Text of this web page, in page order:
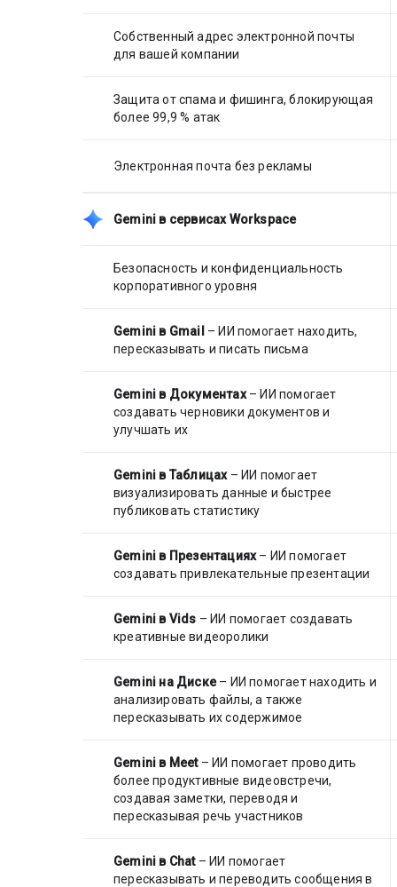
Собственный адрес электронной почты
для вашей компании
Защита от спама и фишинга, блокирующая
более 99,9 % атак
Электронная почта без рекламы
Gemini в сервисах Workspace
Безопасность и конфиденциальность
корпоративного уровня
Gemini в Gmail – ИИ помогает находить,
пересказывать и писать письма
Gemini в Документах– ИИ помогает
создавать черновики документов и
улучшать их
Gemini в Таблицах– ИИ помогает
визуализировать данные и быстрее
публиковать статистику
Gemini в Презентациях– ИИ помогает
создавать привлекательные презентации
Gemini в Vids – ИИ помогает создавать
креативные видеоролики
Gemini на Диске– ИИ помогает находить и
анализировать файлы, а также
пересказывать их содержимое
Gemini в Meet– ИИ помогает проводить
более продуктивные видеовстречи,
создавая заметки, переводя и
пересказывая речь участников
Gemini в Chat– ИИ помогает
пересказывать и переводить сообщения в